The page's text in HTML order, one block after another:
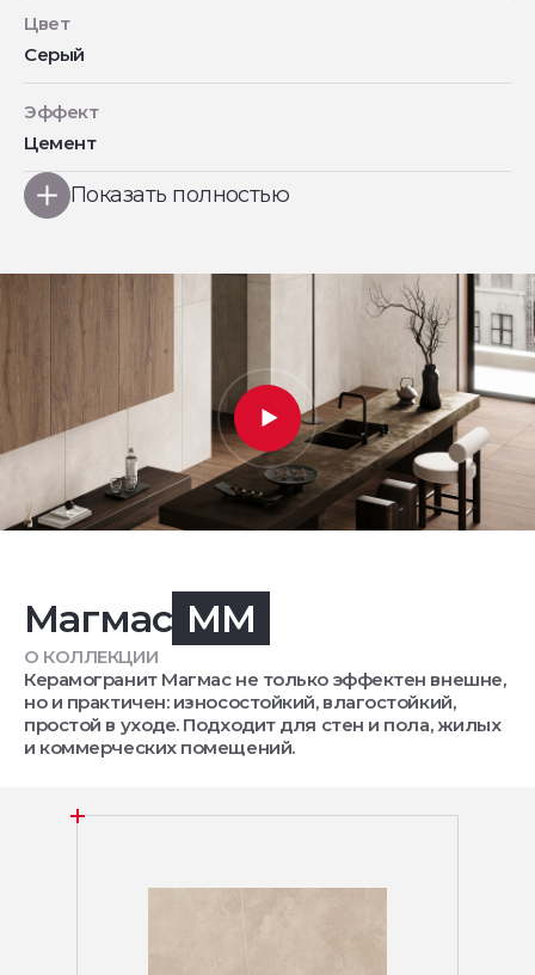
Цвет
Серый
Эффект
Цемент
Показать полностью
Магмас MM
О КОЛЛЕКЦИИ
Керамогранит Магмас не только эффектен внешне,
но и практичен: износостойкий, влагостойкий,
простой в уходе. Подходит для стен и пола, жилых
и коммерческих помещений.